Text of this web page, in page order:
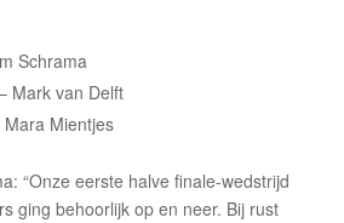
Schrama
Mark van Delft
Mientjes
“Onze eerste halve finale-wedstrijd
ging behoorlijk op en neer. Bij rust